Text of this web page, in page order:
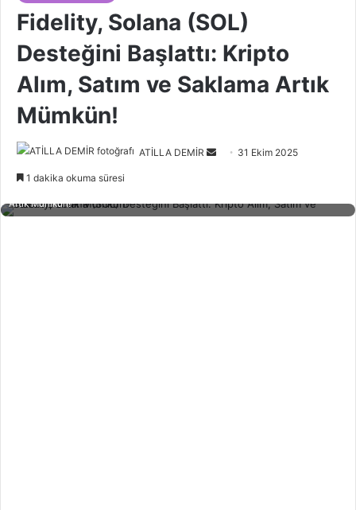
Fidelity, Solana (SOL)
Desteğini Başlattı: Kripto
Alım, Satım ve Saklama Artık
Mümkün!
ATİLLA DEMİR
Bir
göndermek
31 Ekim 2025
1 dakika okuma süresi
Artık Mümkün!